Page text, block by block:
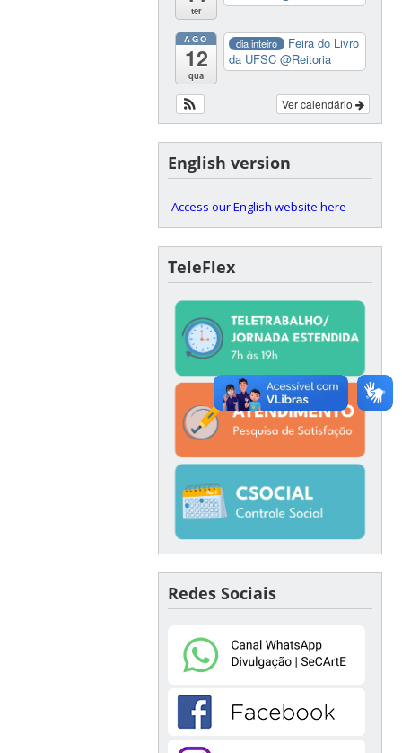
ter
AGO
12
qua
dia inteiro
Feira do Livro
da UFSC@Reitoria
Ver calendário
English version
Access our English website here
TeleFlex
Redes Sociais